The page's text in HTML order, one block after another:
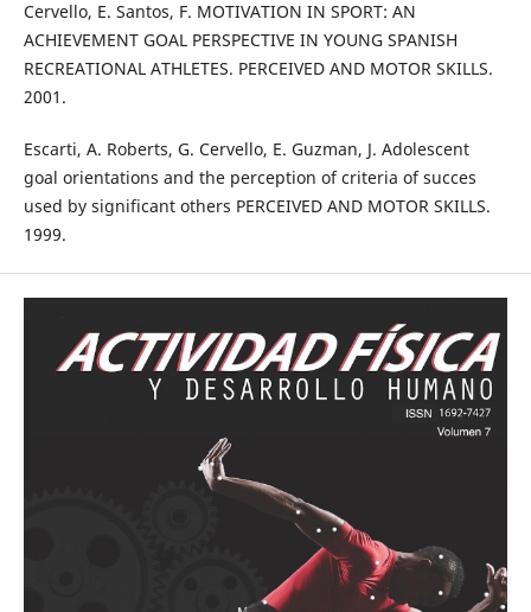
Cervello, E. Santos, F. MOTIVATION IN SPORT: AN
ACHIEVEMENT GOAL PERSPECTIVE IN YOUNG SPANISH
RECREATIONAL ATHLETES. PERCEIVED AND MOTOR SKILLS.
2001.
Escarti, A. Roberts, G. Cervello, E. Guzman, J. Adolescent
goal orientations and the perception of criteria of succes
used by significant others PERCEIVED AND MOTOR SKILLS.
1999.